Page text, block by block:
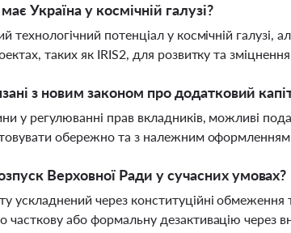
Україна у космічній галузі?
технологічний потенціал у космічній галузі,
таких як IRIS2, для розвитку та зміцнення
з новим законом про додатковий
у регулюванні прав вкладників, можливі
обережно та з належним оформленням
Верховної Ради у сучасних умовах?
ускладнений через конституційні обмеження
часткову або формальну дезактивацію через